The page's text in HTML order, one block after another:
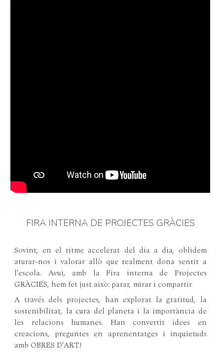
FIRA INTERNA DE PROJECTES GRÀCIES
Sovint, en el ritme accelerat del dia a dia, oblidem
aturar-nos i valorar allò que realment dona sentit a
l'escola. Avui, amb la Fira interna de Projectes
GRÀCIES, hem fet just això: parar, mirar i compartir
A través dels projectes, han explorat la gratitud, la
sostenibilitat, la cura del planeta i la importància de
les relacions humanes. Han convertit idees en
creacions, preguntes en aprenentatges i inquietuds
amb OBRES D'ART!